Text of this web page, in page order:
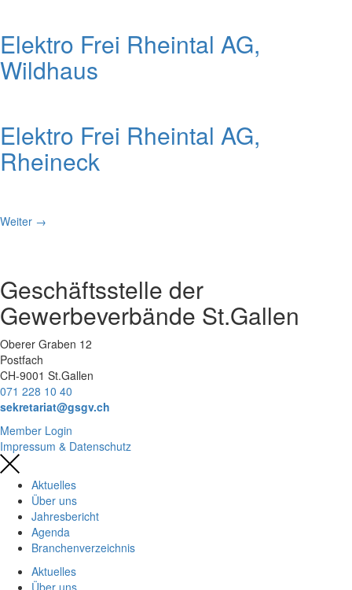
Elektro Frei Rheintal AG,
Wildhaus
Elektro Frei Rheintal AG,
Rheineck
Weiter →
Geschäftsstelle der
Gewerbeverbände St.Gallen
Oberer Graben 12
Postfach
CH-9001 St.Gallen
071 228 10 40
sekretariat@gsgv.ch
Member Login
Impressum & Datenschutz
Aktuelles
Über uns
Jahresbericht
Agenda
Branchenverzeichnis
Aktuelles
Über uns